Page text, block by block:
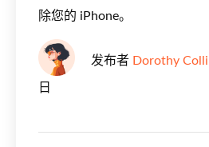
除您的 iPhone。
发布者 Dorothy
日